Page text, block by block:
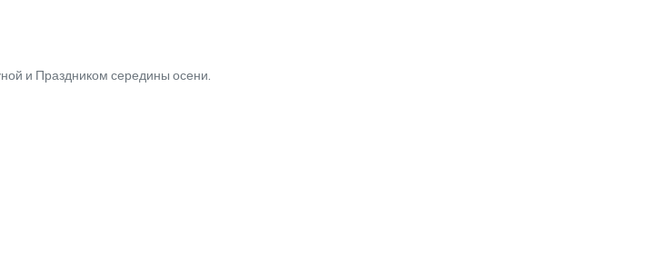
и Праздником середины осени.